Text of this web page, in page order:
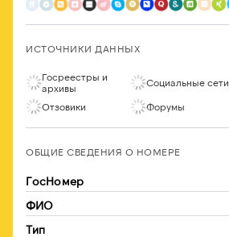
ИСТОЧНИКИ ДАННЫХ
Госреестры и
архивы
Социальные сети
Отзовики Форумы
ОБЩИЕ СВЕДЕНИЯ О НОМЕРЕ
ГосНомер
ФИО
Тип